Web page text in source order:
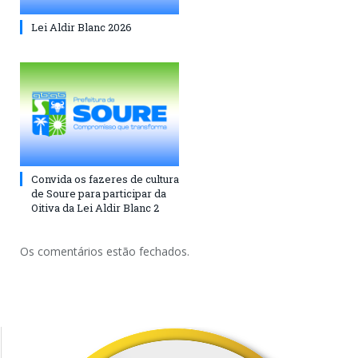
Lei Aldir Blanc 2026
Convida os fazeres de cultura
de Soure para participar da
Oitiva da Lei Aldir Blanc 2
Os comentários estão fechados.